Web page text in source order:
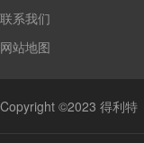
联系我们
网站地图
Copyright ©2023 得利特